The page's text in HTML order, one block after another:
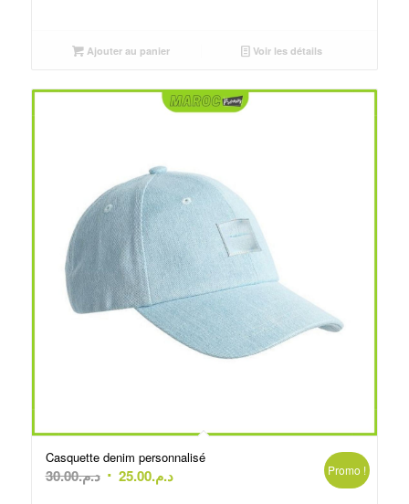
Ajouter au panier Voir les détails
Casquette denim personnalisé
د.م.30.00
Le
د.م.25.00
Le
Promo !